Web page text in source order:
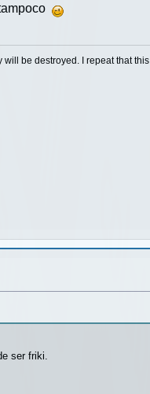
tampoco
be destroyed. I repeat that
ser friki.